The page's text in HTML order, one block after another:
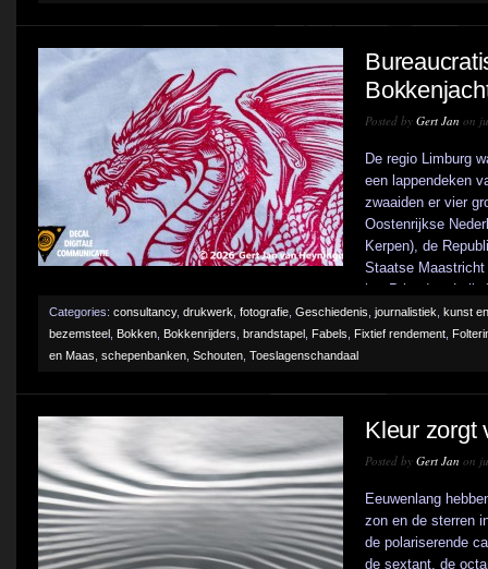
Posted by Gert Jan on
De regio Limburg
een lappendeken
zwaaiden er vier
Oostenrijkse
Kerpen), de
Staatse Maastricht
het Prinsdom Luik
Categories: consultancy, drukwerk fotografie Geschiedenis journalistiek kunst
bezemsteel Bokken Bokkenrijders brandstapel Fabels Fixtief rendement
en Maas schepenbanken Schouten Toeslagenschandaal
Kleur
Posted by Gert Jan on
Eeuwenlang
zon en de sterren
de polariserende
de sextant, de